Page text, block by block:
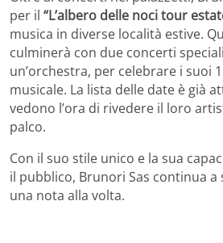
per il “L’albero delle noci tour
musica in diverse località estive.
culminerà con due concerti
un’orchestra, per celebrare i suoi
musicale. La lista delle date è già
vedono l’ora di rivedere il loro
palco.
Con il suo stile unico e la sua
il pubblico, Brunori Sas continua a
una nota alla volta.